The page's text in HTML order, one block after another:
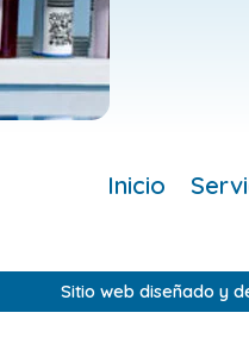
Inicio
Sitio web diseñado y